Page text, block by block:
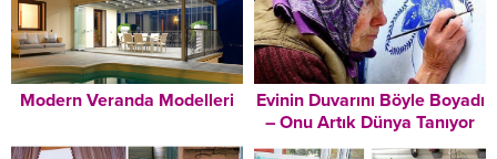
Modern Veranda Modelleri
Evinin Duvarını Böyle Boyadı
– Onu Artık Dünya Tanıyor